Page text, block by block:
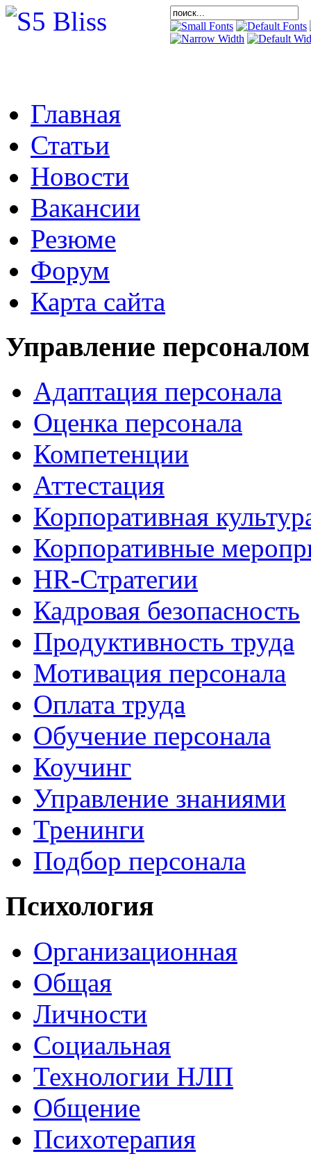
Главная
Статьи
Новости
Вакансии
Резюме
Форум
Карта сайта
Управление персоналом
Адаптация персонала
Оценка персонала
Компетенции
Аттестация
Корпоративная
Корпоративные
HR-Стратегии
Кадровая безопасность
Продуктивность труда
Мотивация персонала
Оплата труда
Обучение персонала
Коучинг
Управление знаниями
Тренинги
Подбор персонала
Психология
Организационная
Общая
Личности
Социальная
Технологии НЛП
Общение
Психотерапия